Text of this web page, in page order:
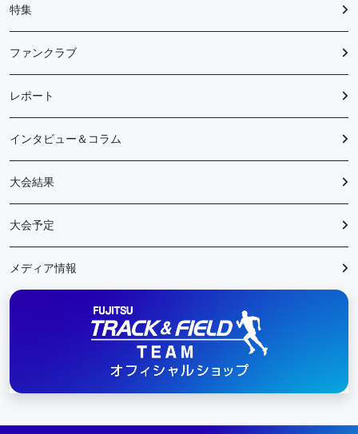
特集
ファンクラブ
レポート
インタビュー＆コラム
大会結果
大会予定
メディア情報